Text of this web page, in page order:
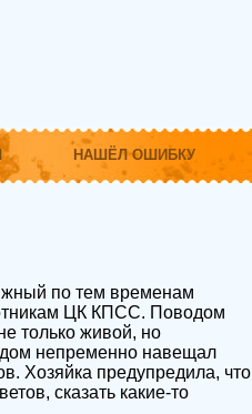
НАШЁЛ ОШИБКУ
по тем временам
ЦК КПСС. Поводом
только живой, но
непременно навещал
Хозяйка предупредила, что
сказать какие-то